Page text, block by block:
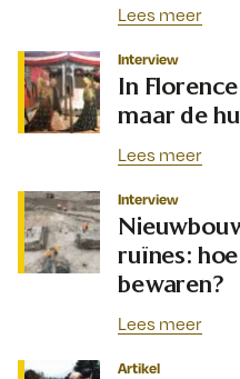
Lees meer
Interview
In
maar de
Lees meer
Interview
ruïnes:
bewaren?
Lees meer
Artikel